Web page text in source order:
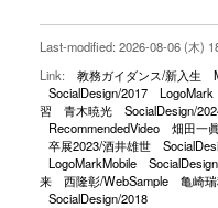
Last-modified: 2026-08-06 (木)
Link:
教務ガイダンス/新入生
SocialDesign/2017
LogoMark
習
青木暁光 SocialDesign/
RecommendedVideo
畑田一
卒展2023/酒井雄世
LogoMarkMobile
来
西隆彰/WebSample 亀崎
SocialDesign/2018